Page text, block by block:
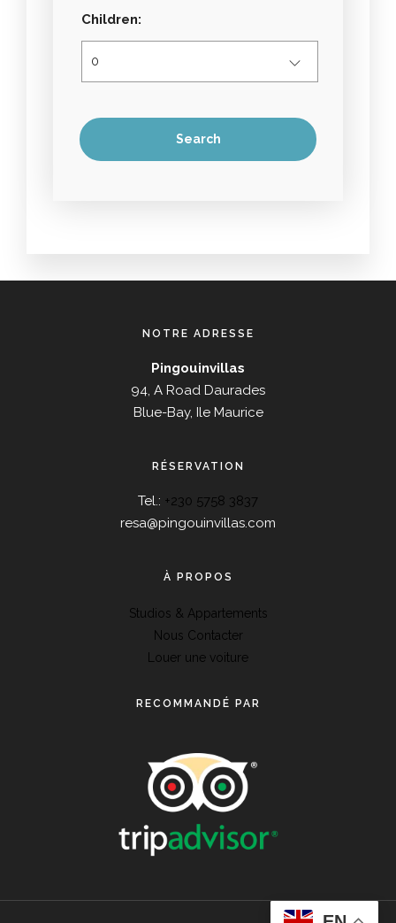
Children:
NOTRE ADRESSE
Pingouinvillas
94, A Road Daurades
Blue-Bay, Ile Maurice
RÉSERVATION
Tel.: +230 5758 3837
resa@pingouinvillas.com
À PROPOS
Studios & Appartements
Nous Contacter
Louer une voiture
RECOMMANDÉ PAR